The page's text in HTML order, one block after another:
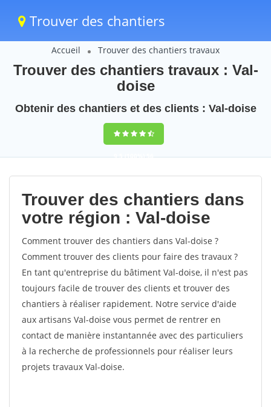
Trouver des chantiers
Accueil Trouver des chantiers travaux
Trouver des chantiers travaux : Val-
doise
Obtenir des chantiers et des clients : Val-doise
9,5(100%)56
votes
Trouver des chantiers dans
votre région : Val-doise
Comment trouver des chantiers dans Val-doise ?
Comment trouver des clients pour faire des travaux ?
En tant qu'entreprise du bâtiment Val-doise, il n'est pas
toujours facile de trouver des clients et trouver des
chantiers à réaliser rapidement. Notre service d'aide
aux artisans Val-doise vous permet de rentrer en
contact de manière instantannée avec des particuliers
à la recherche de professionnels pour réaliser leurs
projets travaux Val-doise.